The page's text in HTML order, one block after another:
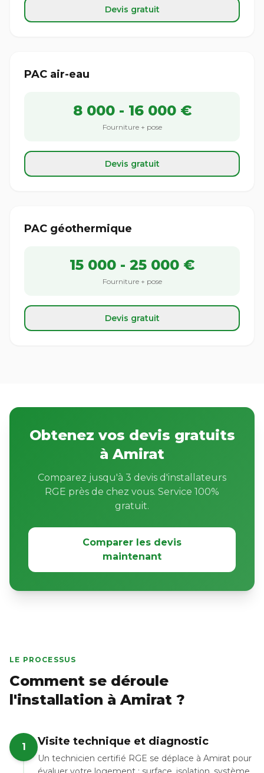
Devis gratuit
PAC air-eau
8 000 - 16 000 €
Fourniture + pose
Devis gratuit
PAC géothermique
15 000 - 25 000 €
Fourniture + pose
Devis gratuit
Obtenez vos devis gratuits
à Amirat
Comparez jusqu'à 3 devis d'installateurs
RGE près de chez vous. Service 100%
gratuit.
Comparer les devis
maintenant
LE PROCESSUS
Comment se déroule
l'installation à Amirat ?
1 Visite technique et diagnostic
Un technicien certifié RGE se déplace à Amirat pour